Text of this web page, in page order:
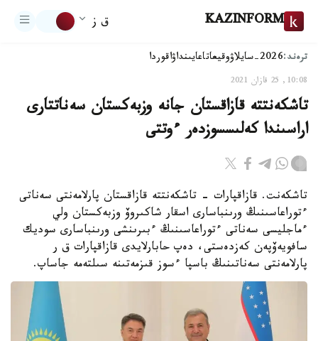
KAZINFORM ق ز
ترەند:2026-سايلاۋ وقيعاتاعايىنداۋاقوردا
10:08, 25 قازان 2021
تاشكەنتتە قازاقستان جانە وزبەكستان سەناتتارى
اراسىندا كەلىسسوزدەر ءوتتى
تاشكەنت. قازاقپارات - تاشكەنتتە قازاقستان پارلامەنتى سەناتى
ءتوراعاسىنىڭ ورىنباسارى اسقار شاكىروۆ وزبەكستان ولي
ءماجليسى سەناتى ءتوراعاسىنىڭ ءبىرىنشى ورىنباسارى سوديك
سافويەۆپەن كەزدەستى، دەپ حابارلايدى قازاقپارات ق ر
پارلامەنتى سەناتىنىڭ باسپا ءسوز قىزمەتىنە سىلتەمە جاساپ.